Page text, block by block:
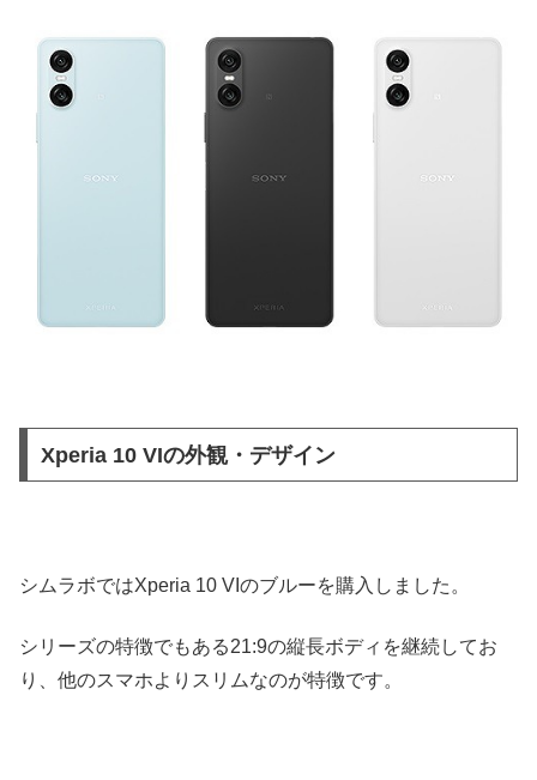
Xperia 10 VIの外観・デザイン
シムラボではXperia 10 VIのブルーを購入しました。
シリーズの特徴でもある21:9の縦長ボディを継続してお
り、他のスマホよりスリムなのが特徴です。